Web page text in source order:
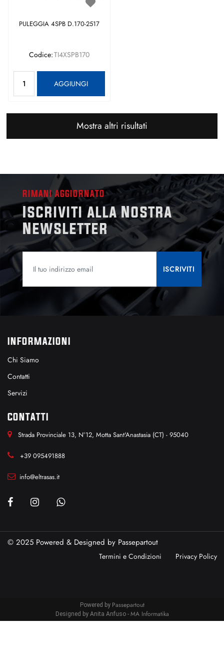
PULEGGIA 4SPB D.170-2517
Codice:TI4XSPB170
AGGIUNGI
Mostra altri risultati
RIMANI AGGIORNATO
Iscriviti alla Nostra
Newsletter
INFORMAZIONI
Chi Siamo
Contatti
Servizi
CONTATTI
Strada Provinciale 13, N°12, Motta Sant'Anastasia (CT) - 95040
+39 095491888
info@eltrasas.it
© 2025 Powered & Designed by Passepartout
Termini e Condizioni Privacy Policy
Powered by Passepartout
Designed by Anita Anfuso - MA Informatika